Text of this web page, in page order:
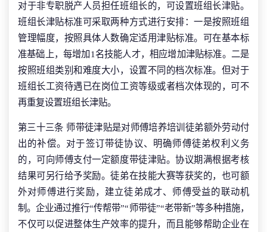
对于非专职脱产人员担任班组长的，可设置班组长津贴。
班组长津贴标准可采取两种方式进行安排：一是按照班组
管理幅度，按照具体人数确定适用津贴标准。可在基本标
准基础上，每增加1名技能人才，相应增加津贴标准。二是
按照班组类别和难度大小，设置不同的档次标准。但对于
班组长工资待遇已在岗位工资等级或者档次体现的，可不
再重复设置班组长津贴。
第三十三条 师带徒津贴是对师傅培养培训徒弟额外劳动付
出的补偿。对于签订带徒协议、明确师傅徒弟权利义务
的，可向师傅支付一定额度带徒津贴。协议期满根据考核
结果可另行给予奖励。徒弟在技能大赛等获奖的，也可额
外对师傅进行奖励，建立徒弟成才、师傅受益的联动机
制。企业通过推行“传帮带”“师带徒”“老带新”等多种措施，
不仅可以促进整体生产效率的提升，而且能够帮助企业在